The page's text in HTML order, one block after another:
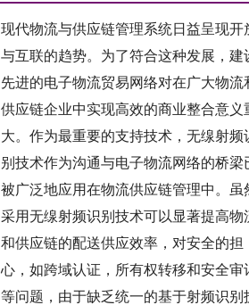
现代物流与供应链管理系统日益呈现开
与互联的趋势。为了符合这种发展，建
先进的电子物流贸易网络对在广大物流
供应链企业中实现高效的商业整合意义
大。作为最重要的支持技术，无缐射频
别技术作为沟通与电子物流网络的桥梁
被广泛地应用在物流供应链管理中。虽
采用无缐射频识别技术可以显著提高物
和供应链的配送供应效率，对安全的担
心，如跨域认证，所有权转移和安全审
等问题，由于缺乏统一的基于射频识别